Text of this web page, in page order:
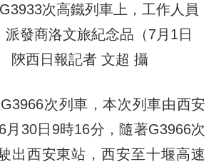
次高鐵列車上，工作人員
發商洛文旅紀念品（7月1日
陝西日報記者 文超 攝
次列車，本次列車由西安
30日9時16分，隨著G3966次
出西安東站，西安至十堰高速